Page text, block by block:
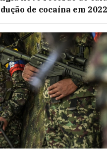
de cocaína em 2022